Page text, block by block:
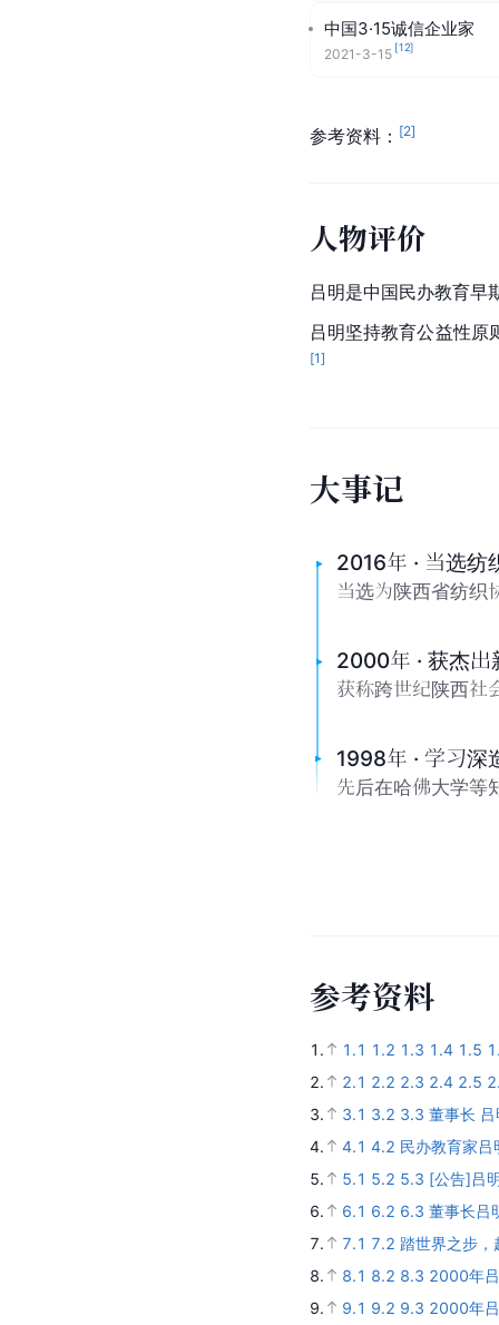
中国3·15诚信企业家
2021-3-15 [12]
参考资料： [2]
人物评价
吕明是中国民办教育早
吕明坚持教育公益性原
[1]
大事记
2016年 · 当选纺
当选为陕西省纺织
2000年 · 获杰
获称跨世纪陕西社
1998年 · 学习深
先后在哈佛大学等
参考资料
1. 1.1 1.2 1.3 1.4 1.5
2.
2.1 2.2 2.3 2.4 2.5
3.
3.1 3.2 3.3 董事长 吕
4.
4.1 4.2 民办教育家
5.
5.1 5.2 5.3 [公告]吕
6.
6.1 6.2 6.3 董事长吕
7.
7.1 7.2 踏世界之步
8.
8.1 8.2 8.3 2000年
9.
9.1 9.2 9.3 2000年